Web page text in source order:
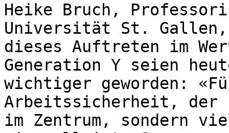
Heike Bruch,
Universität St.
dieses Auftreten im
Generation Y seien
wichtiger geworden:
Arbeitssicherheit, der
im Zentrum, sondern